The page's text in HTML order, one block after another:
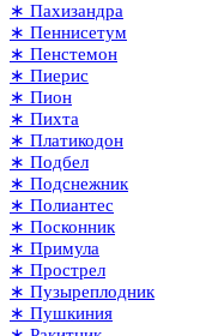
∗ Пахизандра
∗ Пеннисетум
∗ Пенстемон
∗ Пиерис
∗ Пион
∗ Пихта
∗ Платикодон
∗ Подбел
∗ Подснежник
∗ Полиантес
∗ Посконник
∗ Примула
∗ Прострел
∗ Пузыреплодник
∗ Пушкиния